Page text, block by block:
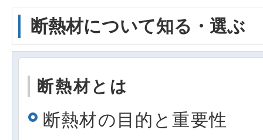
断熱材について知る・選ぶ
断熱材とは
断熱材の目的と重要性